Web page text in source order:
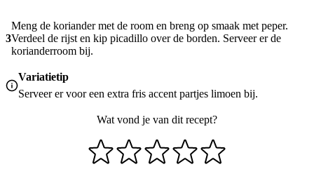
3
Meng de koriander met de room en breng op smaak met peper.
Verdeel de rijst en kip picadillo over de borden. Serveer er de
korianderroom bij.
Variatietip
Serveer er voor een extra fris accent partjes limoen bij.
Wat vond je van dit recept?